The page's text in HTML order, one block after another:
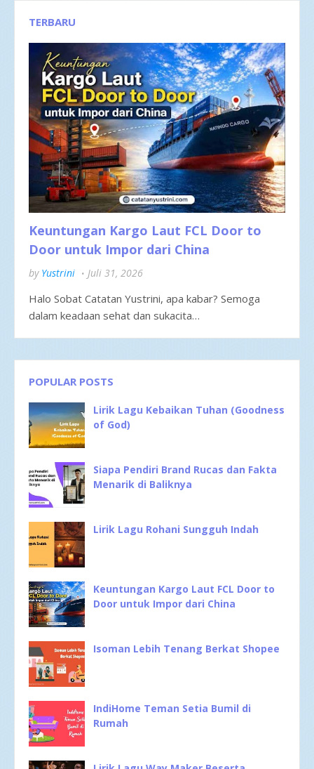
TERBARU
Keuntungan Kargo Laut FCL Door to
Door untuk Impor dari China
by Yustrini Juli 31, 2026
Halo Sobat Catatan Yustrini, apa kabar? Semoga
dalam keadaan sehat dan sukacita…
POPULAR POSTS
Lirik Lagu Kebaikan Tuhan (Goodness
of God)
Siapa Pendiri Brand Rucas dan Fakta
Menarik di Baliknya
Lirik Lagu Rohani Sungguh Indah
Keuntungan Kargo Laut FCL Door to
Door untuk Impor dari China
Isoman Lebih Tenang Berkat Shopee
IndiHome Teman Setia Bumil di
Rumah